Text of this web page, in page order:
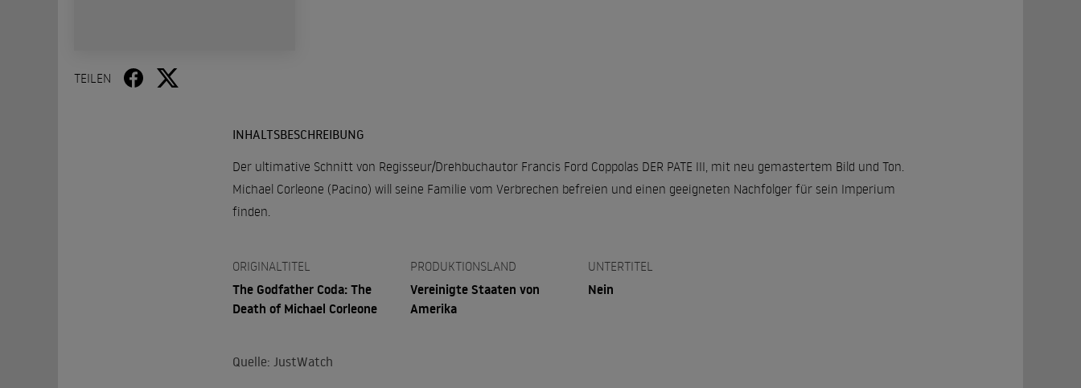
TEILEN
INHALTSBESCHREIBUNG
Der ultimative Schnitt von Regisseur/Drehbuchautor Francis Ford Coppolas DER PATE III, mit neu gemastertem Bild und Ton.
Michael Corleone (Pacino) will seine Familie vom Verbrechen befreien und einen geeigneten Nachfolger für sein Imperium
finden.
ORIGINALTITEL
The Godfather Coda: The
Death of Michael Corleone
PRODUKTIONSLAND
Vereinigte Staaten von
Amerika
UNTERTITEL
Nein
Quelle: JustWatch